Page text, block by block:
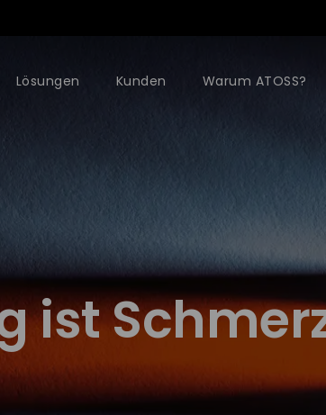
Lösungen Kunden Warum ATOSS?
ist